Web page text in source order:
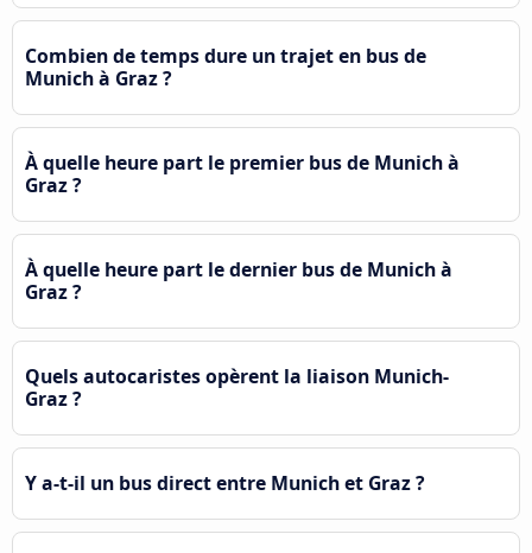
Combien de temps dure un trajet en bus de
Munich à Graz ?
À quelle heure part le premier bus de Munich à
Graz ?
À quelle heure part le dernier bus de Munich à
Graz ?
Quels autocaristes opèrent la liaison Munich-
Graz ?
Y a-t-il un bus direct entre Munich et Graz ?